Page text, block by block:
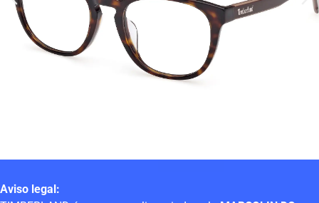
Aviso legal: